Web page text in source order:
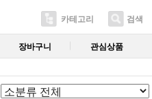
카테고리 검색
장바구니 관심상품